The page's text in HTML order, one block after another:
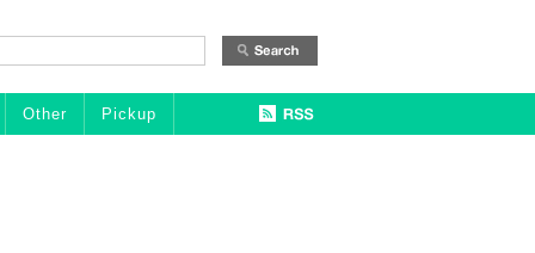
Other Pickup